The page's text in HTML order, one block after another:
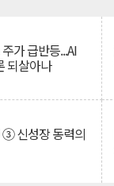
가 급반등...AI
되살아나
③ 신성장 동력의